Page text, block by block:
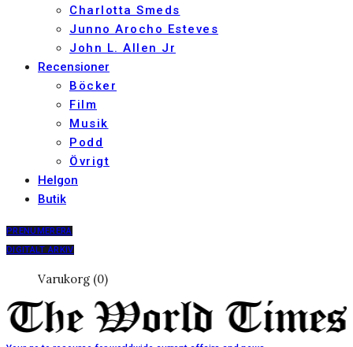
Charlotta Smeds
Junno Arocho Esteves
John L. Allen Jr
Recensioner
Böcker
Film
Musik
Podd
Övrigt
Helgon
Butik
PRENUMERERA
DIGITALT ARKIV
Varukorg (0)